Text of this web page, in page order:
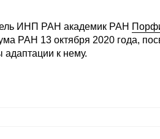
ИНП РАН академик РАН
РАН 13 октября 2020 года,
к нему.